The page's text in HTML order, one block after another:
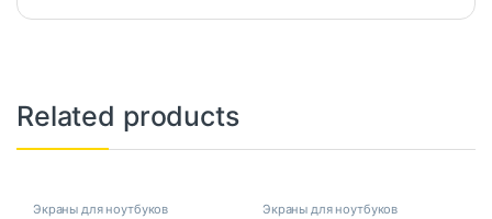
Related products
Экраны для ноутбуков Экраны для ноутбуков